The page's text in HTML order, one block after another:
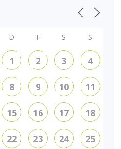
D F S S
1 2 3 4
8 9 10 11
15 16 17 18
22 23 24 25